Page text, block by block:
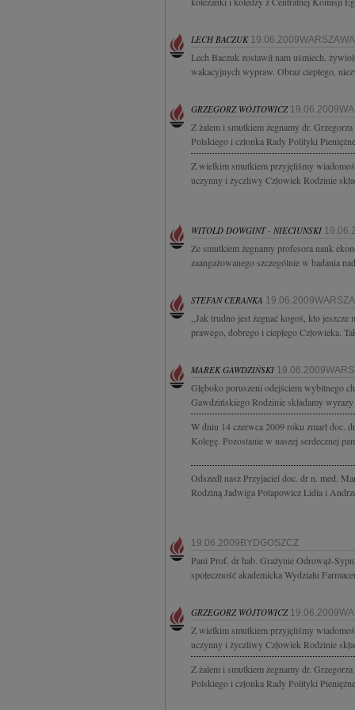
LECH BACZUK 19.06.2009WARSZAWA
Lech Baczuk zostawił nam uśmiech,
wakacyjnych wypraw. Obraz ciepłego,
GRZEGORZ WÓJTOWICZ
Z żalem i smutkiem żegnamy dr.
Polskiego i członka Rady Polityki
Z wielkim smutkiem przyjęliśmy
uczynny i życzliwy Człowiek Rodzinie
WITOLD DOWGINT - NIECIUNSKI
Ze smutkiem żegnamy profesora nauk
zaangażowanego szczególnie w badania
STEFAN CERANKA
,,Jak trudno jest żegnać kogoś, kto
prawego, dobrego i ciepłego Człowieka.
MAREK GAWDZIŃSKI
Głęboko poruszeni odejściem wybitnego
Gawdzińskiego Rodzinie składamy
W dniu 14 czerwca 2009 roku zmarł doc.
Kolegę. Pozostanie w naszej serdecznej
Odszedł nasz Przyjaciel doc. dr n. med.
Rodziną Jadwiga Potapowicz Lidia i
19.06.2009BYDGOSZCZ
Pani Prof. dr hab. Grażynie Odrowąż-
społeczność akademicka Wydziału
GRZEGORZ WÓJTOWICZ
Z wielkim smutkiem przyjęliśmy
uczynny i życzliwy Człowiek Rodzinie
Z żalem i smutkiem żegnamy dr.
Polskiego i członka Rady Polityki